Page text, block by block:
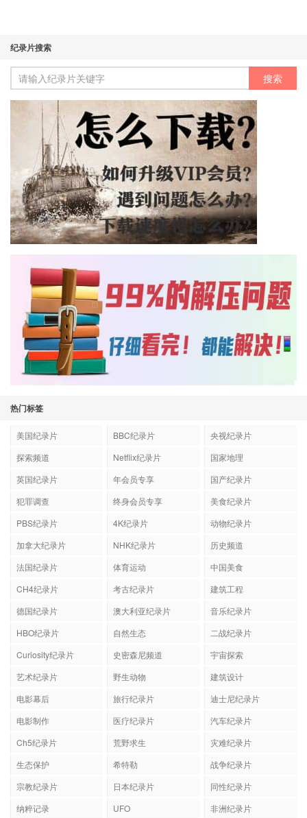
纪录片搜索
热门标签
美国纪录片 BBC纪录片
央视纪录片
探索频道
Netflix纪录片
国家地理
英国纪录片
年会员专享
国产纪录片
犯罪调查
终身会员专享
美食纪录片
PBS纪录片
4K纪录片
动物纪录片
加拿大纪录片
NHK纪录片
历史频道
法国纪录片
体育运动
中国美食
CH4纪录片
考古纪录片
建筑工程
德国纪录片
澳大利亚纪录片
音乐纪录片
HBO纪录片
自然生态
二战纪录片
Curiosity纪录片
史密森尼频道
宇宙探索
艺术纪录片
野生动物
建筑设计
电影幕后
旅行纪录片
迪士尼纪录片
电影制作
医疗纪录片
汽车纪录片
Ch5纪录片
荒野求生
灾难纪录片
生态保护
希特勒
战争纪录片
宗教纪录片
日本纪录片
同性纪录片
纳粹记录
UFO
非洲纪录片